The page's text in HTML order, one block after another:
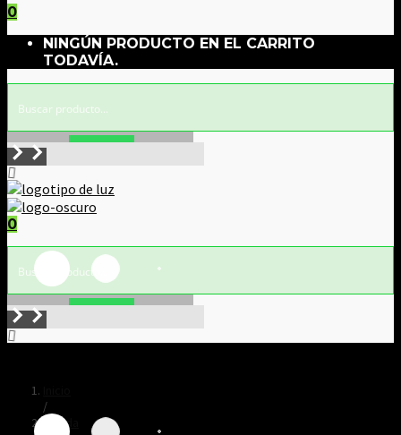
0
NINGÚN PRODUCTO EN EL CARRITO
TODAVÍA.
0
/
Tienda